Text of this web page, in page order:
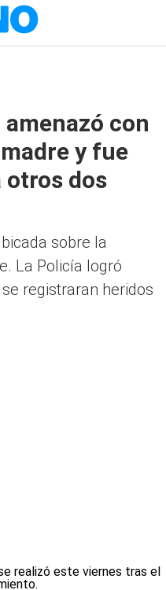
con
y fue
dos
sobre la
La Policía logró
registraran heridos